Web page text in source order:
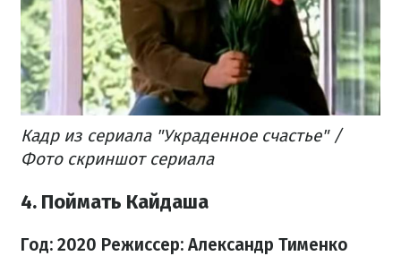
Кадр из сериала "Украденное счастье" /
Фото скриншот сериала
4. Поймать Кайдаша
Год: 2020 Режиссер: Александр Тименко